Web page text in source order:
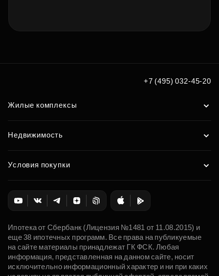
+7 (495) 032-45-20
Жилые комплексы
Недвижимость
Условия покупки
Ипотека от Сбербанк (Лицензия №1481 от 11.08.2015) и
еще 38 ипотечных программ. Все права на публикуемые
на сайте материалы принадлежат ГК ФСК. Любая
информация, представленная на данном сайте, носит
исключительно информационный характер и ни при каких